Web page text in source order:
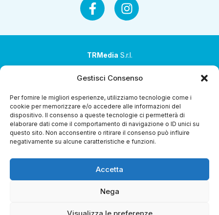
Gestisci Consenso
Per fornire le migliori esperienze, utilizziamo tecnologie come i
cookie per memorizzare e/o accedere alle informazioni del
dispositivo. Il consenso a queste tecnologie ci permetterà di
elaborare dati come il comportamento di navigazione o ID unici su
questo sito. Non acconsentire o ritirare il consenso può influire
negativamente su alcune caratteristiche e funzioni.
Accetta
Nega
Visualizza le preferenze
TRMedia S.r.l.
coordinamento da parte di Coop Alleanza 3.0 Soc. Coop.
Sede legale: via Ragazzi del ’99 nr. 51 42124 Reggio Emilia
(RE)
P.Iva 00651840365
Home i Programmi Diretta Streaming Guida TV
Chi
Gerenza